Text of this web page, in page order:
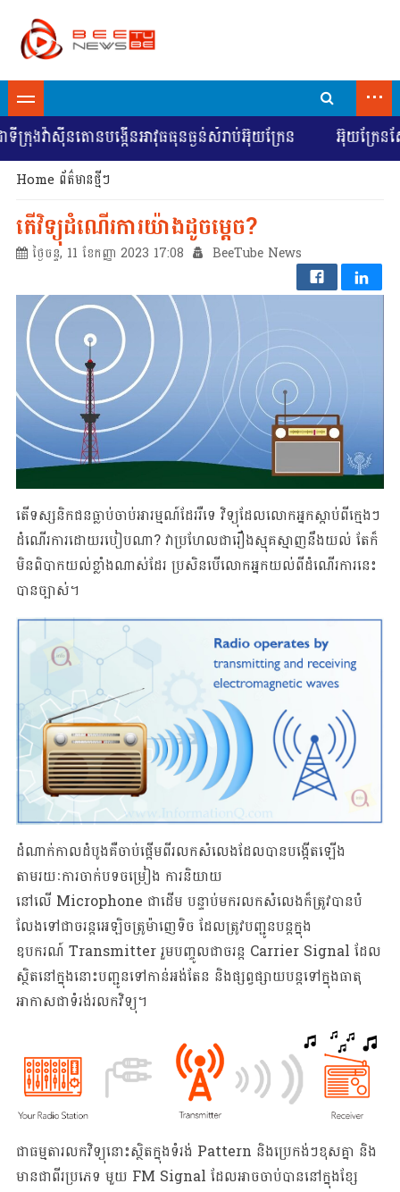
...
រុងវ៉ាស៊ីនតោនបង្កើនអាវុធធុនធ្ងន់សំរាប់អ៊ុយក្រែន អ៊ុយក្រែនស្
Home ព័ត៌មានថ្មីៗ
តើវិទ្យុដំណើរការយ៉ាងដូចម្តេច?
ថ្ងៃចន្ទ, 11 ខែកញ្ញា 2023 17:08 BeeTube News
តើទស្សនិកជនធ្លាប់ចាប់អារម្មណ៍ដែររឺទេ វិទ្យុដែលលោកអ្នកស្តាប់ពីក្មេងៗ
ដំណើរការដោយរបៀបណា? វាប្រហែលជារឿងស្មុគស្មាញនឹងយល់ តែក៏
មិនពិបាកយល់ខ្លាំងណាស់ដែរ ប្រសិនបើលោកអ្នកយល់ពីដំណើរការនេះ
បានច្បាស់។
ដំណាក់កាលដំបូងគឺចាប់ផ្តើមពីរលកសំលេងដែលបានបង្កើតឡើង
តាមរយៈការចាក់បទចម្រៀង ការនិយាយ
នៅលើ Microphone ជាដើម បន្ទាប់មករលកសំលេងក៏ត្រូវបានបំ
លែងទៅជាចរន្តអេឡិចត្រូម៉ាញេទិច ដែលត្រូវបញ្ជូនបន្តក្នុង
ឧបករណ៍ Transmitter រួមបញ្ចូលជាចរន្ត Carrier Signal ដែល
ស្ថិតនៅក្នុងនោះបញ្ជូនទៅកាន់អង់តែន និងផ្សព្វផ្សាយបន្តទៅក្នុងធាតុ
អាកាសជាទំរង់រលកវិទ្យុ។
ជាធម្មតារលកវិទ្យុនោះស្ថិតក្នុងទំរង់ Pattern និងប្រេកង់ៗខុសគ្នា និង
មានជាពីរប្រភេទ មួយ FM Signal ដែលអាចចាប់បាននៅក្នុងខ្សែ